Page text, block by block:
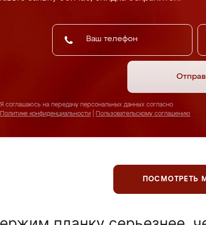
Я соглашаюсь на передачу персональных данных согласно
Политике конфиденциальности
Пользовательскому соглашению
ПОСМОТРЕТЬ